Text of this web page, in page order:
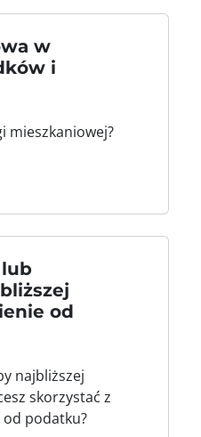
w
i
mieszkaniowej?
od
najbliższej
skorzystać z
od podatku?